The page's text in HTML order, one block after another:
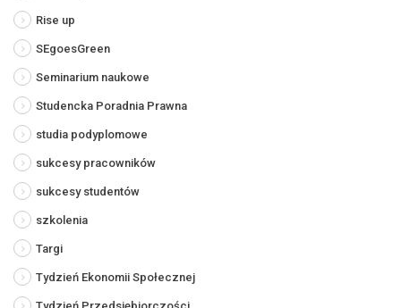
Rise up
SEgoesGreen
Seminarium naukowe
Studencka Poradnia Prawna
studia podyplomowe
sukcesy pracowników
sukcesy studentów
szkolenia
Targi
Tydzień Ekonomii Społecznej